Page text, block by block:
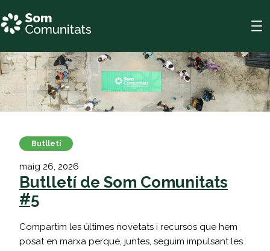
al
contingut
Butlletí
maig 26, 2026
Butlletí de Som Comunitats
#5
Compartim les últimes novetats i recursos que hem
posat en marxa perquè, juntes, seguim impulsant les